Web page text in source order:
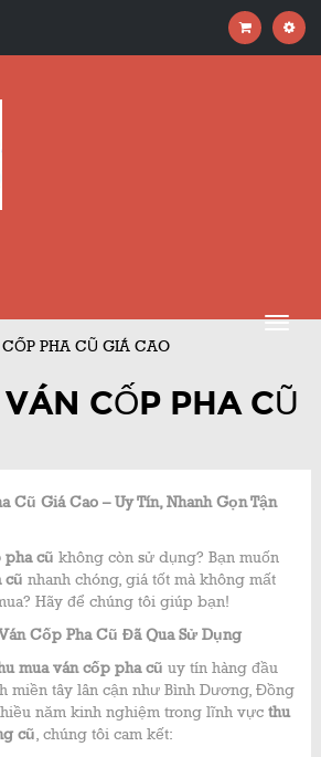
PHA CŨ GIÁ CAO
CỐP PHA CŨ
Cũ Giá Cao – Uy Tín, Nhanh Gọn Tận
pha cũ không còn sử dụng? Bạn muốn
cũ nhanh chóng, giá tốt mà không mất
Hãy để chúng tôi giúp bạn!
Cốp Pha Cũ Đã Qua Sử Dụng
mua ván cốp pha cũ uy tín hàng đầu
miền tây lân cận như Bình Dương, Đồng
năm kinh nghiệm trong lĩnh vực thu
cũ, chúng tôi cam kết: